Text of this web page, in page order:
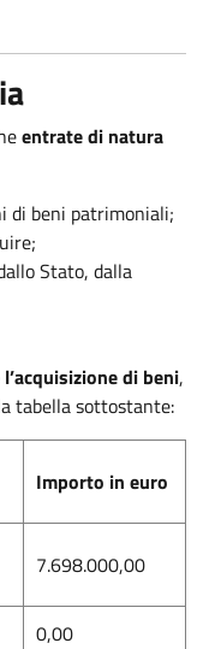
entrate di natura
di beni patrimoniali;
Stato, dalla
di beni,
tabella sottostante:
Importo in euro
7.698.000,00
0,00